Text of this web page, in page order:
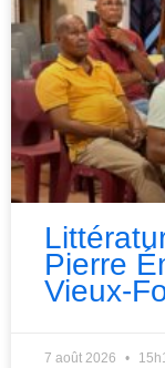
Pierre
Vieux-
7 août 2026